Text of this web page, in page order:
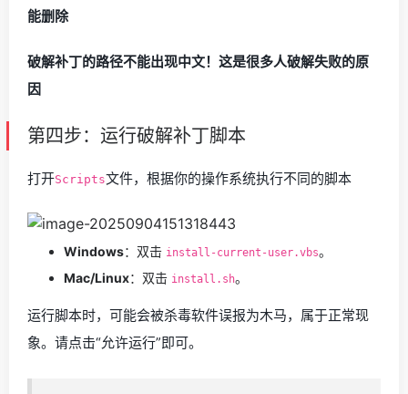
能删除
破解补丁的路径不能出现中文！这是很多人破解失败的原
因
第四步：运行破解补丁脚本
打开Scripts文件，根据你的操作系统执行不同的脚本
Windows：双击 install-current-user.vbs。
Mac/Linux：双击 install.sh。
运行脚本时，可能会被杀毒软件误报为木马，属于正常现
象。请点击“允许运行”即可。